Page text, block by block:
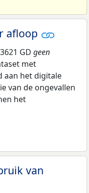
afloop
GD geen
met
aan het digitale
van de ongevallen
het
van